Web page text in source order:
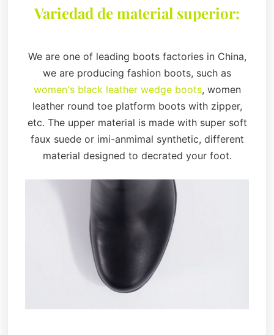
Variedad de material superior:
We are one of leading boots factories in China,
we are producing fashion boots, such as
women's black leather wedge boots, women
leather round toe platform boots with zipper,
etc. The upper material is made with super soft
faux suede or imi-anmimal synthetic, different
material designed to decrated your foot.